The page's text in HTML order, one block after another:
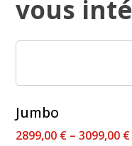
vous
Jumbo
2899,00 € –3099,00 €
a
variations.
Les